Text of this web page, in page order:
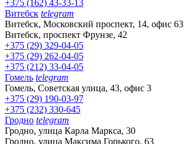
+375 (162) 43-33-13
Витебск telegram
Витебск, Московский проспект, 14, офис 63
Витебск, проспект Фрунзе, 42
+375 (29) 329-04-05
+375 (29) 262-04-05
+375 (212) 33-04-05
Гомель telegram
Гомель, Советская улица, 43, офис 3
+375 (29) 190-03-97
+375 (232) 330-645
Гродно telegram
Гродно, улица Карла Маркса, 30
Гродно, улица Максима Горького, 63